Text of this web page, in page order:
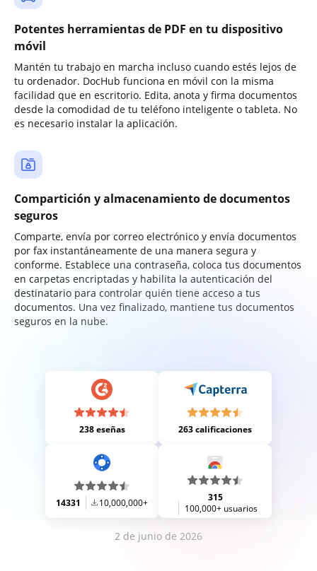
Potentes herramientas de PDF en tu dispositivo
móvil
Mantén tu trabajo en marcha incluso cuando estés lejos de
tu ordenador. DocHub funciona en móvil con la misma
facilidad que en escritorio. Edita, anota y firma documentos
desde la comodidad de tu teléfono inteligente o tableta. No
es necesario instalar la aplicación.
Compartición y almacenamiento de documentos
seguros
Comparte, envía por correo electrónico y envía documentos
por fax instantáneamente de una manera segura y
conforme. Establece una contraseña, coloca tus documentos
en carpetas encriptadas y habilita la autenticación del
destinatario para controlar quién tiene acceso a tus
documentos. Una vez finalizado, mantiene tus documentos
seguros en la nube.
238 eseñas 263 calificaciones
14331 10,000,000+
315
100,000+ usuarios
2 de junio de 2026